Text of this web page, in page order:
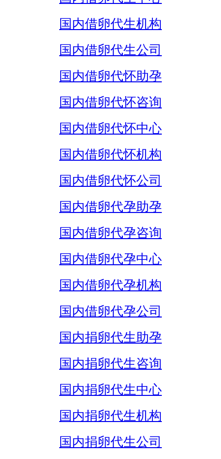
国内借卵代生机构
国内借卵代生公司
国内借卵代怀助孕
国内借卵代怀咨询
国内借卵代怀中心
国内借卵代怀机构
国内借卵代怀公司
国内借卵代孕助孕
国内借卵代孕咨询
国内借卵代孕中心
国内借卵代孕机构
国内借卵代孕公司
国内捐卵代生助孕
国内捐卵代生咨询
国内捐卵代生中心
国内捐卵代生机构
国内捐卵代生公司